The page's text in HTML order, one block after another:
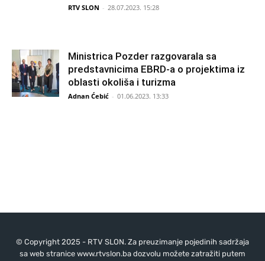
RTV SLON - 28.07.2023. 15:28
Ministrica Pozder razgovarala sa
predstavnicima EBRD-a o projektima iz
oblasti okoliša i turizma
Adnan Ćebić - 01.06.2023. 13:33
© Copyright 2025 - RTV SLON. Za preuzimanje pojedinih sadržaja
sa web stranice www.rtvslon.ba dozvolu možete zatražiti putem